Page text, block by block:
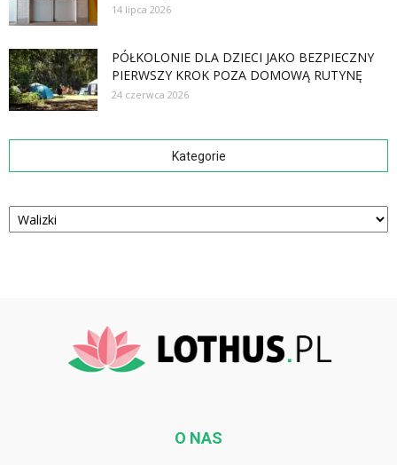
14 lipca 2026
PÓŁKOLONIE DLA DZIECI JAKO BEZPIECZNY
PIERWSZY KROK POZA DOMOWĄ RUTYNĘ
24 czerwca 2026
Kategorie
Kategorie
O NAS